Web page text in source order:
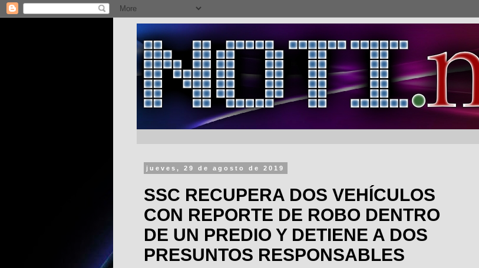
jueves, 29 de agosto de 2019
SSC RECUPERA DOS VEHÍCULOS
CON REPORTE DE ROBO DENTRO
DE UN PREDIO Y DETIENE A DOS
PRESUNTOS RESPONSABLES